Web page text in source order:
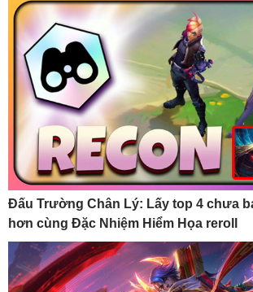
Đấu Trường Chân Lý: Lấy top 4 chưa
hơn cùng Đặc Nhiệm Hiểm Họa reroll